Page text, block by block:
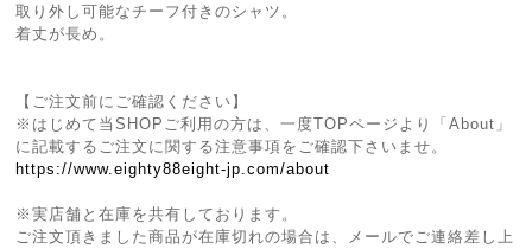
取り外し可能なチーフ付きのシャツ。
着丈が長め。
【ご注文前にご確認ください】
※はじめて当SHOPご利用の方は、一度TOPページより「About」
に記載するご注文に関する注意事項をご確認下さいませ。
https://www.eighty88eight-jp.com/about
※実店舗と在庫を共有しております。
ご注文頂きました商品が在庫切れの場合は、メールでご連絡差し上